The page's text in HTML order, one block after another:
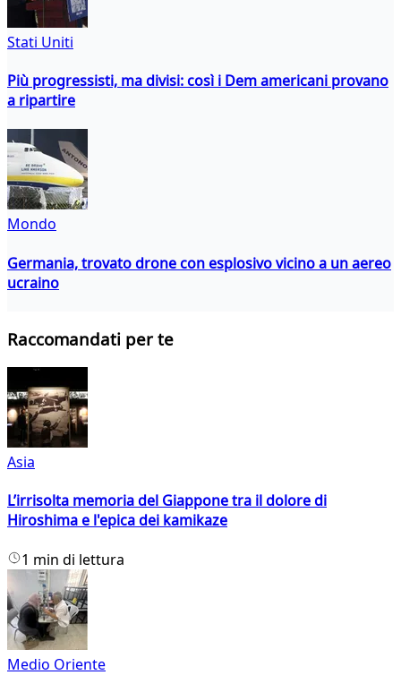
Stati Uniti
Più progressisti, ma divisi: così i Dem americani provano
a ripartire
Mondo
Germania, trovato drone con esplosivo vicino a un aereo
ucraino
Raccomandati per te
Asia
L’irrisolta memoria del Giappone tra il dolore di
Hiroshima e l'epica dei kamikaze
1 min di lettura
Medio Oriente